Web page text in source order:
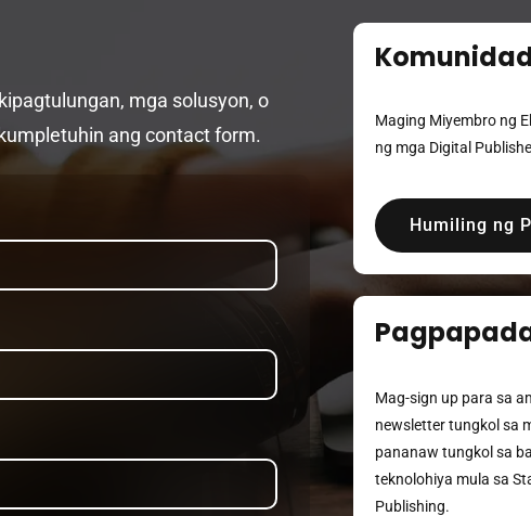
mga solusyon, o
ang contact form.
Maging Miyembro ng
ng mga Digital
Humiling ng
Mag-sign up para sa
newsletter tungkol sa
pananaw tungkol sa
teknolohiya mula sa
Publishing.